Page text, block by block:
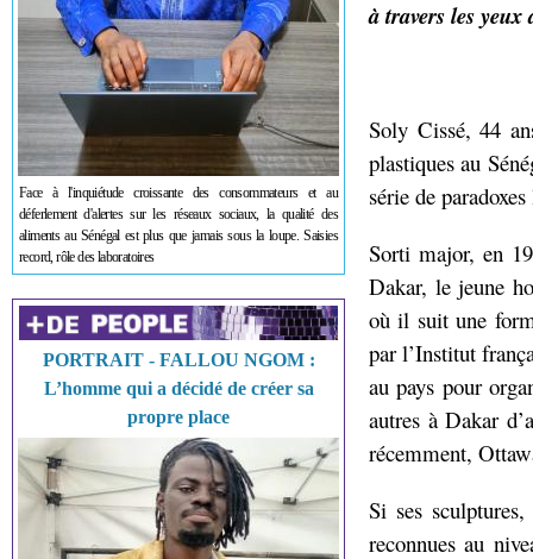
Face à l'inquiétude croissante des consommateurs et au
déferlement d'alertes sur les réseaux sociaux, la qualité des
aliments au Sénégal est plus que jamais sous la loupe. Saisies
record, rôle des laboratoires
PORTRAIT - FALLOU NGOM :
L’homme qui a décidé de créer sa
propre place
à travers les
Soly Cissé, 44
plastiques au
série de
Sorti major, en
Dakar, le jeune
où il suit une
par l’Institut
au pays pour
autres à Dakar
récemment,
Si ses
reconnues au